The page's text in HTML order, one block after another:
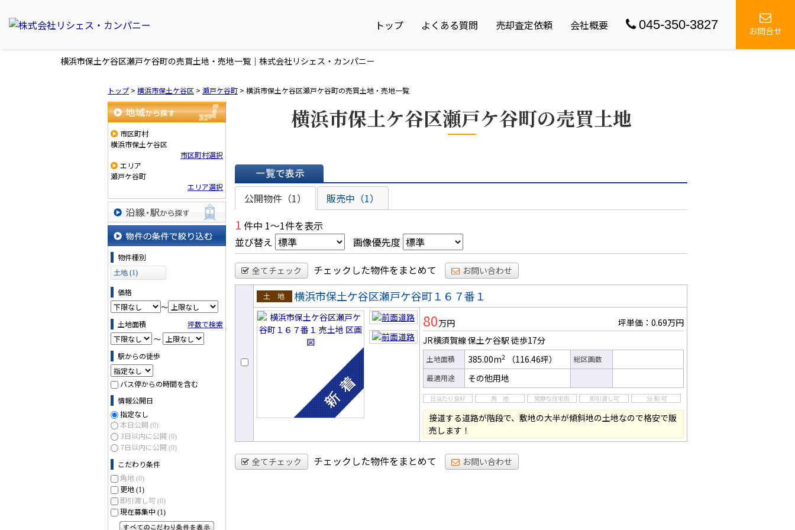
トップ よくある質問 売却査定依頼 会社概要 045-350-3827 お問合せ
横浜市保土ケ谷区瀬戸ケ谷町の売買土地・売地一覧｜株式会社リシェス・カンパニー
トップ > 横浜市保土ケ谷区 > 瀬戸ケ谷町 > 横浜市保土ケ谷区瀬戸ケ谷町の売買土地・売地一覧
地域から探す
市区町村
横浜市保土ケ谷区
市区町村選択
エリア
瀬戸ケ谷町
エリア選択
沿線・駅から探す
物件の条件で絞り込む
物件種別
土地 (1)
価格
～
土地面積
坪数で検索
～
駅からの徒歩
バス停からの時間を含む
情報公開日
指定なし
本日公開 (0)
3日以内に公開 (0)
7日以内に公開 (0)
こだわり条件
角地 (0)
更地 (1)
即引渡し可 (0)
現在募集中 (1)
横浜市保土ケ谷区瀬戸ケ谷町の売買土地
一覧で表示
公開物件（1） 販売中（1）
1 件中 1～1件を表示
並び替え
画像優先度
全てチェック チェックした物件をまとめて お問い合わせ
売土地
横浜市保土ケ谷区瀬戸ケ谷町１６７番１
80万円
坪単価：0.69万円
JR横須賀線 保土ケ谷駅 徒歩17分
土地面積 385.00m2 （116.46坪）
総区画数
最適用途
その他用地
接道する道路が階段で、敷地の大半が傾斜地の土地なので格安で販
売します！
全てチェック チェックした物件をまとめて お問い合わせ